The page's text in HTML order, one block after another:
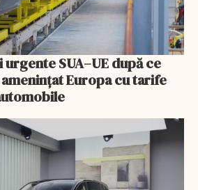
SUA–UE după ce
Europa cu tarife